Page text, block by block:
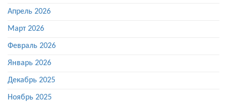
Апрель 2026
Март 2026
Февраль 2026
Январь 2026
Декабрь 2025
Ноябрь 2025